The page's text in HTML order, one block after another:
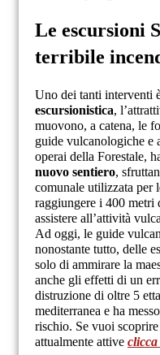
Le escursioni
terribile
Uno dei tanti interventi
escursionistica,
muovono, a catena, le
guide vulcanologiche e
operai della Forestale,
nuovo sentiero,
comunale utilizzata per
raggiungere i 400 metri
assistere all’attività
Ad oggi, le guide
nonostante tutto, delle
solo di ammirare la
anche gli effetti di un
distruzione di oltre 5
mediterranea e ha
rischio. Se vuoi
attualmente attive